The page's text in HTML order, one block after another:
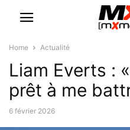
Home Actualité
Liam Everts :
prêt à me
6 février 2026